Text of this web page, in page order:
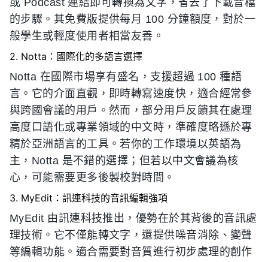
或 Podcast 連結即可轉換為文字，省去了下載音檔
的步驟。其免費版提供每月 100 分鐘額度，對於一
般學生或輕度使用者相當友善。
2. Notta：國際化的多語言選擇
Notta 在國際市場享有盛名，支援超過 100 種語
言。它的介面直觀，即時轉寫速度快，適合經常參
與跨國會議的用戶。然而，部分用戶反饋其在處理
高度口語化或專業領域的中文時，準確度略遜於專
精於亞洲語言的工具。若你的工作環境以英語為
主，Notta 是不錯的選擇；但若以中文會議為核
心，可能需要更多後製校對時間。
3. MyEdit：訊連科技的音訊編輯強項
MyEdit 由訊連科技推出，優勢在於其背後的音訊處
理技術。它不僅能轉文字，還提供噪音消除、變聲
等編輯功能。適合需要對音質進行初步處理的創作